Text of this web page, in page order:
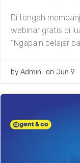
Di tengah
webinar gratis di
“Ngapain belajar
by Admin on Jun 9